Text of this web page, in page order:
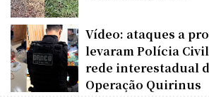
Vídeo: ataques a
levaram Polícia
rede interestadual
Operação Quirinus